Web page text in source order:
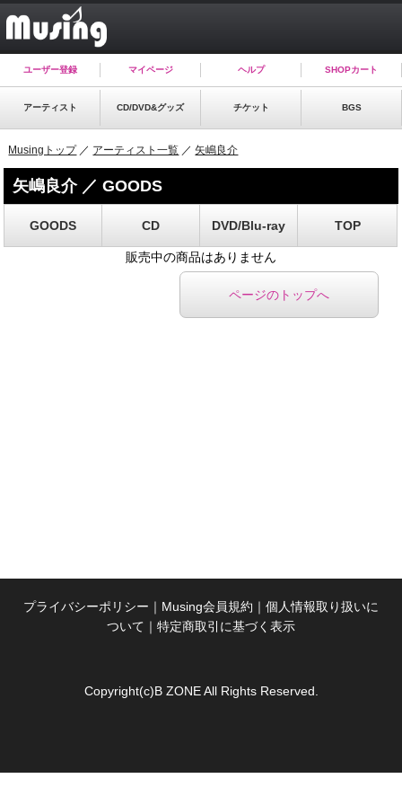
ユーザー登録 マイページ ヘルプ SHOPカート
アーティスト CD/DVD&グッズ チケット BGS
Musingトップ／ アーティスト一覧 ／矢嶋良介
矢嶋良介 ／ GOODS
GOODS CD DVD/Blu-ray TOP
販売中の商品はありません
ページのトップへ
プライバシーポリシー ｜ Musing会員規約 ｜ 個人情報取り扱いに
ついて ｜ 特定商取引に基づく表示
Copyright(c)B ZONE All Rights Reserved.